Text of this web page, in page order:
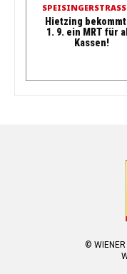
Hietzing bekommt
1. 9. ein MRT für
Kassen!
©